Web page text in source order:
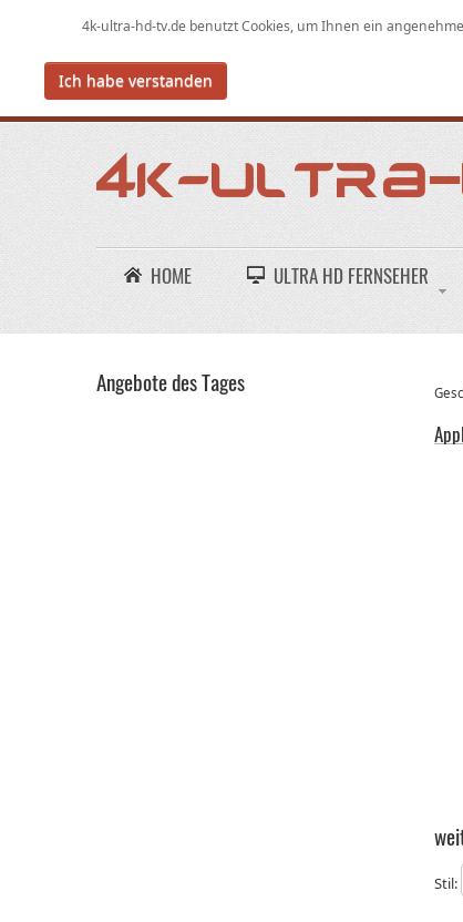
4k-ultra-hd-tv.de benutzt Cookies, umIhnen ein
Ich habe verstanden
HOME ULTRA HD FERNSEHER
Stil:
Angebote des Tages